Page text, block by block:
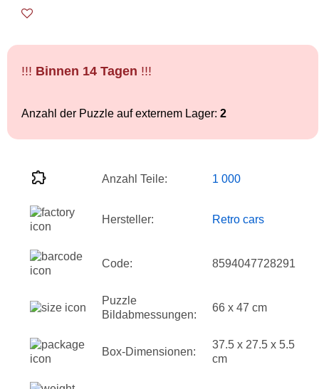
!!! Binnen 14 Tagen !!!
Anzahl der Puzzle auf externem Lager: 2
Anzahl Teile: 1 000
Hersteller: Retro cars
Code: 8594047728291
Puzzle
Bildabmessungen:
66 x 47 cm
Box-Dimensionen:
37.5 x 27.5 x 5.5
cm